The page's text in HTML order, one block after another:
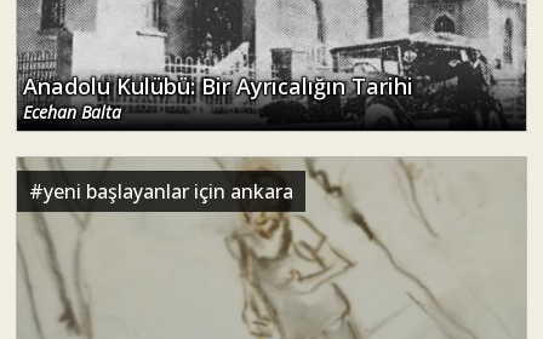
Bir Kurtuluş Parkı Söyleşisi: Meşelerin Altında
Koşanlar Var
Nevin Lodos
# ankara